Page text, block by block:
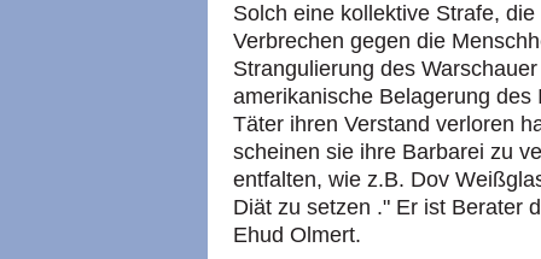
Solch eine kollektive Strafe,
Verbrechen gegen die
Strangulierung des
amerikanische Belagerung
Täter ihren Verstand verloren
scheinen sie ihre Barbarei zu
entfalten, wie z.B. Dov
Diät zu setzen ." Er ist Berater
Ehud Olmert.